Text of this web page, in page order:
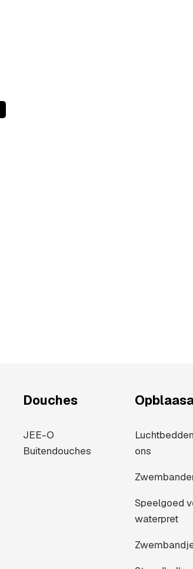
Douches
JEE-O
Buitendouches
ons
Speelgoed
waterpret